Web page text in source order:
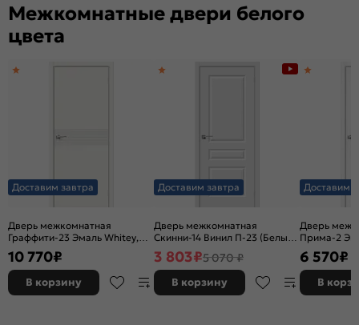
Межкомнатные двери белого
цвета
Доставим завтра
Дверь межкомнатная
Граффити-23 Эмаль Whitey,
без декора, глухая, без
стекла, без кромки, каркасно-
щитовая
10 770₽
В корзину
Доставим завтра
Дверь межкомнатная
Скинни-14 Винил П-23 (Белый),
глухая, скиновая
3 803₽5 070 ₽
В корзину
Доставим
Дверь
Прима-2
Melinga,
декора,
филенчатая
6 570₽
В